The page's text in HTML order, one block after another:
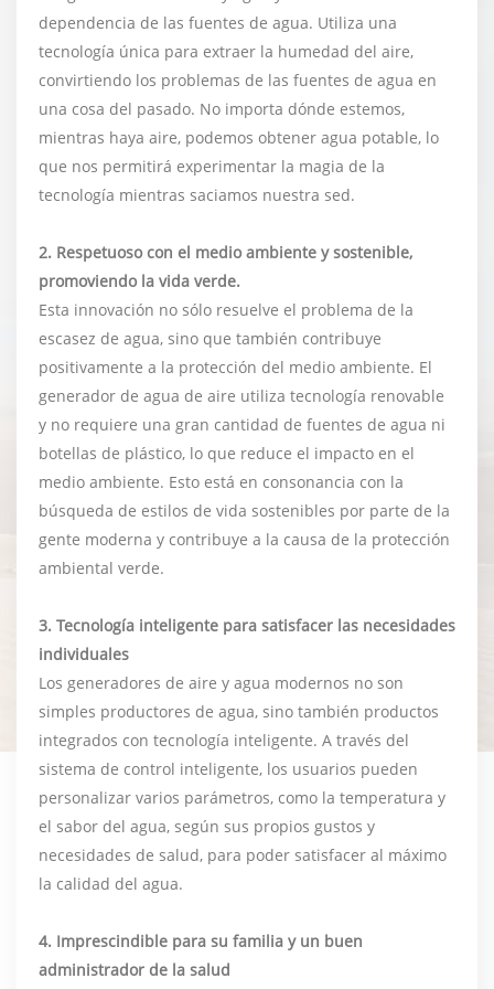
dependencia de las fuentes de agua. Utiliza una
tecnología única para extraer la humedad del aire,
convirtiendo los problemas de las fuentes de agua en
una cosa del pasado. No importa dónde estemos,
mientras haya aire, podemos obtener agua potable, lo
que nos permitirá experimentar la magia de la
tecnología mientras saciamos nuestra sed.
2. Respetuoso con el medio ambiente y sostenible,
promoviendo la vida verde.
Esta innovación no sólo resuelve el problema de la
escasez de agua, sino que también contribuye
positivamente a la protección del medio ambiente. El
generador de agua de aire utiliza tecnología renovable
y no requiere una gran cantidad de fuentes de agua ni
botellas de plástico, lo que reduce el impacto en el
medio ambiente. Esto está en consonancia con la
búsqueda de estilos de vida sostenibles por parte de la
gente moderna y contribuye a la causa de la protección
ambiental verde.
3. Tecnología inteligente para satisfacer las necesidades
individuales
Los generadores de aire y agua modernos no son
simples productores de agua, sino también productos
integrados con tecnología inteligente. A través del
sistema de control inteligente, los usuarios pueden
personalizar varios parámetros, como la temperatura y
el sabor del agua, según sus propios gustos y
necesidades de salud, para poder satisfacer al máximo
la calidad del agua.
4. Imprescindible para su familia y un buen
administrador de la salud